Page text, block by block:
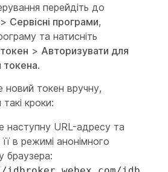
перейдіть до
> Сервісні програми,
та натисніть
> Авторизувати для
токена.
новий токен вручну,
кроки:
наступну URL-адресу та
її в режимі анонімного
браузера: